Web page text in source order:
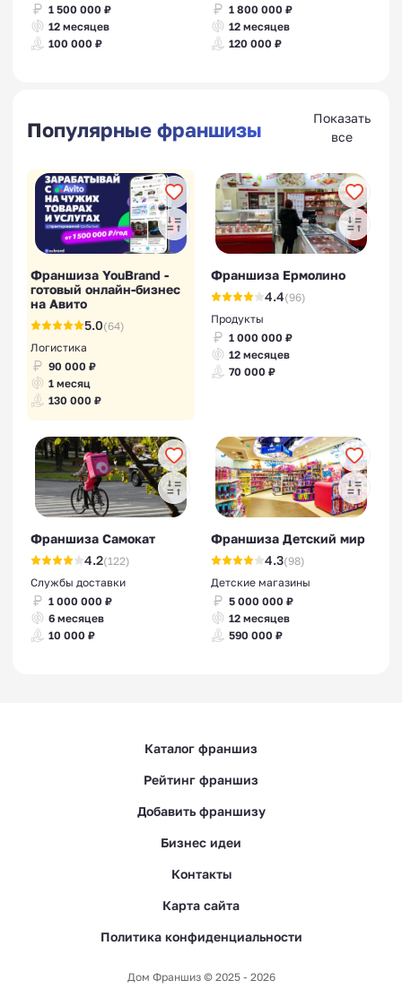
1 500 000 ₽
12 месяцев
100 000 ₽
1 800 000 ₽
12 месяцев
120 000 ₽
Популярные франшизы
Показать
все
Франшиза YouBrand -
готовый онлайн-бизнес
на Авито
5.0(64)
Логистика
90 000 ₽
1 месяц
130 000 ₽
Франшиза Ермолино
4.4(96)
Продукты
1 000 000 ₽
12 месяцев
70 000 ₽
Франшиза Самокат
4.2(122)
Службы доставки
1 000 000 ₽
6 месяцев
10 000 ₽
Франшиза Детский мир
4.3(98)
Детские магазины
5 000 000 ₽
12 месяцев
590 000 ₽
Каталог франшиз
Рейтинг франшиз
Добавить франшизу
Бизнес идеи
Контакты
Карта сайта
Политика конфиденциальности
Дом Франшиз © 2025 - 2026